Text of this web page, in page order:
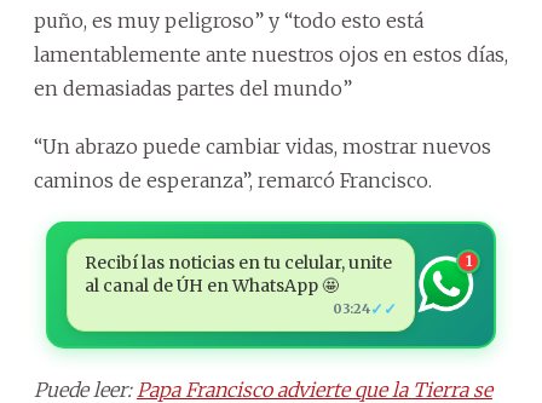
puño, es muy peligroso” y “todo esto está
lamentablemente ante nuestros ojos en estos días,
en demasiadas partes del mundo”
“Un abrazo puede cambiar vidas, mostrar nuevos
caminos de esperanza”, remarcó Francisco.
Recibí las noticias en tu celular, unite
al canal de ÚH en WhatsApp 🤩
03:24✓✓
1
Puede leer: Papa Francisco advierte que la Tierra se